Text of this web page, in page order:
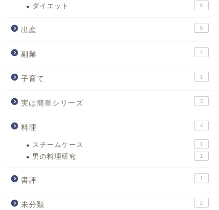
ダイエット 6
出産 5
副業 4
子育て 1
実は簡単シリーズ 3
料理 4
スチームケース 1
男の料理研究 1
書評 1
未分類 2